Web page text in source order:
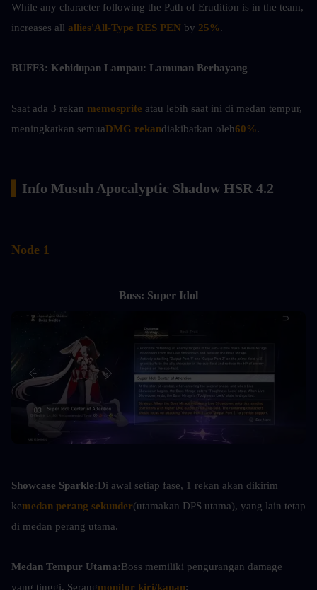
While any character following the Path of Erudition is in the team,
increases all allies'All-Type RES PEN by 25%.
BUFF3: Kehidupan Lampau: Lamunan Berbayang
Saat ada 3 rekan memosprite atau lebih saat ini di medan tempur,
meningkatkan semuaDMG rekandiakibatkan oleh60%.
Info Musuh Apocalyptic Shadow HSR 4.2
Node 1
Boss: Super Idol
Showcase Sparkle:Di awal setiap fase, 1 rekan akan dikirim
kemedan perang sekunder(utamakan DPS utama), yang lain tetap
di medan perang utama.
Medan Tempur Utama:Boss memiliki pengurangan damage
yang tinggi. Serangmonitor kiri/kanan: